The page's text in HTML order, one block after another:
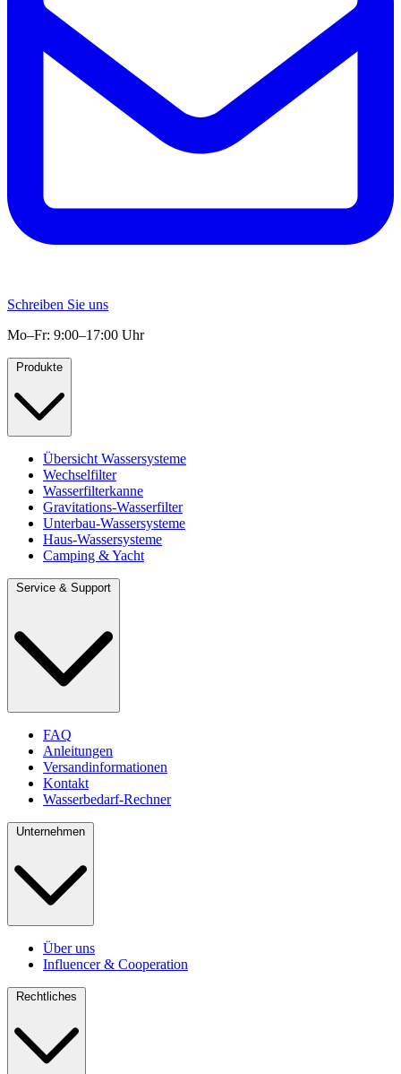
Schreiben Sie uns
Mo–Fr: 9:00–17:00 Uhr
Produkte
Übersicht Wassersysteme
Wechselfilter
Wasserfilterkanne
Gravitations-Wasserfilter
Unterbau-Wassersysteme
Haus-Wassersysteme
Camping & Yacht
Service & Support
FAQ
Anleitungen
Versandinformationen
Kontakt
Wasserbedarf-Rechner
Unternehmen
Über uns
Influencer & Cooperation
Rechtliches